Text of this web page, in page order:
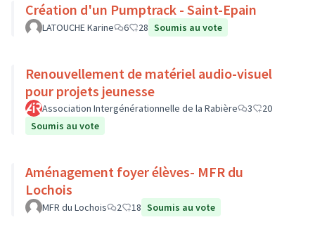
Création d'un Pumptrack - Saint-Epain
LATOUCHE Karine 6 28 Soumis au vote
Renouvellement de matériel audio-visuel
pour projets jeunesse
Association Intergénérationnelle de la Rabière 3
20
Soumis au vote
Aménagement foyer élèves- MFR du
Lochois
MFR du Lochois 2 18 Soumis au vote